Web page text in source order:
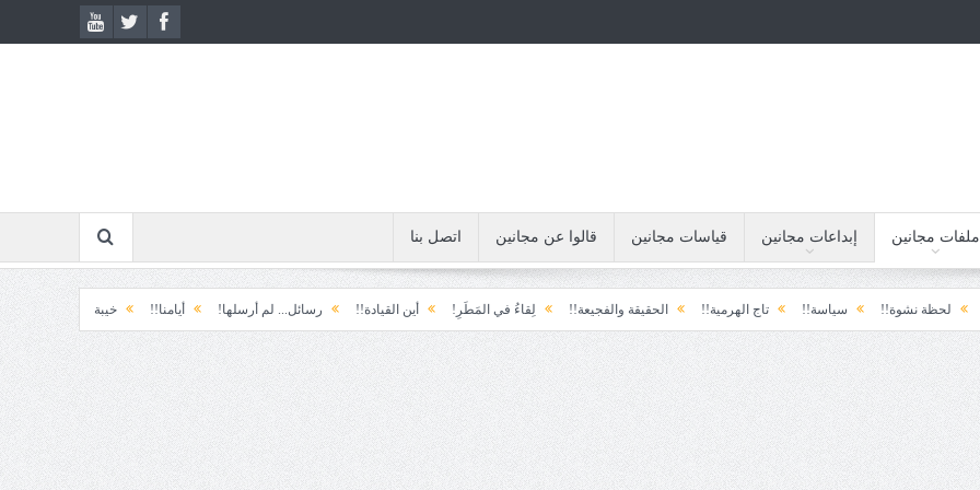
ملفات مجانين إبداعات مجانين قياسات مجانين قالوا عن مجانين اتصل بنا
سياسة!! تاج الهرمية!! الحقيقة والفجيعة!! لِقاءُ في المَطَرِ! أين القيادة!! رسائل... لم أرسلها! أيامنا!! خيبة الأمل.... الأولى! خذ وطالب